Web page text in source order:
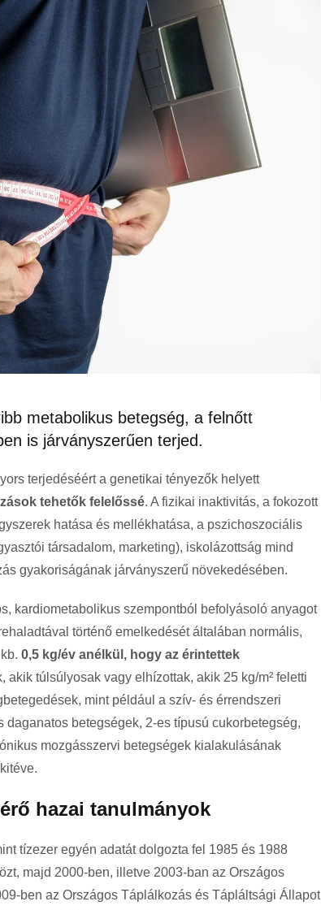
metabolikus betegség, a felnőtt
is járványszerűen terjed.
terjedéséért a genetikai tényezők helyett
tehetők felelőssé. A fizikai inaktivitás, a fokozott
hatása és mellékhatása, a pszichoszociális
társadalom, marketing), iskolázottság mind
gyakoriságának járványszerű növekedésében.
kardiometabolikus szempontból befolyásoló anyagot
történő emelkedését általában normális,
0,5 kg/év anélkül, hogy az érintettek
akik túlsúlyosak vagy elhízottak, akik 25 kg/m² feletti
mint például a szív- és érrendszeri
betegségek, 2-es típusú cukorbetegség,
mozgásszervi betegségek kialakulásának
hazai tanulmányok
tízezer egyén adatát dolgozta fel 1985 és 1988
majd 2000-ben, illetve 2003-ban az Országos
ben az Országos Táplálkozás és Tápláltsági Állapot